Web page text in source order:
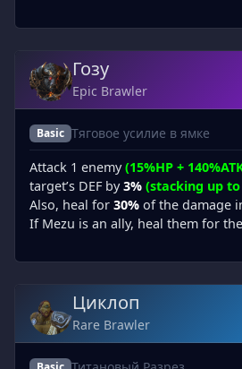
Гозу
Epic Brawler
Basic Тяговое усилие в ямке
Attack 1 enemy(15%HP +
target’s DEF by3% (stacking up to
Also, heal for 30% of the damage
If Mezu is an ally, heal them for
Циклоп
Rare Brawler